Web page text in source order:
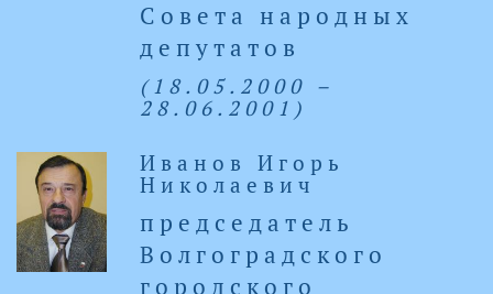
Совета народных
депутатов
(18.05.2000 –
28.06.2001)
Иванов Игорь
Николаевич
председатель
Волгоградского
городского